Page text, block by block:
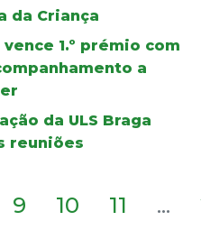
da Criança
1.º prémio com
a
da ULS Braga
reuniões
9 10 11 ...